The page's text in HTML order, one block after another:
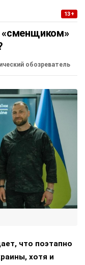
13+
«сменщиком»
обозреватель
что поэтапно
хотя и